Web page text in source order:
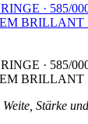
· 585/
BRILLANT
· 585/
BRILLANT
Stärke